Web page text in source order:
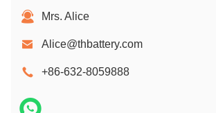
Mrs. Alice
Alice@thbattery.com
+86-632-8059888